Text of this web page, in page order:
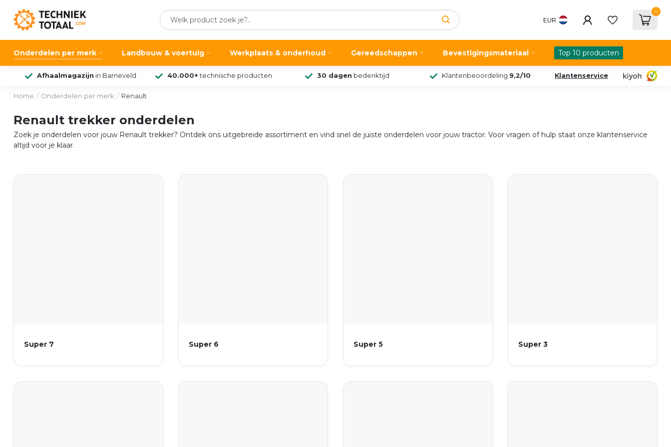
EUR
0
Onderdelen per merk Landbouw & voertuig Werkplaats & onderhoud Gereedschappen Bevestigingsmateriaal Top 10 producten
Afhaalmagazijn in Barneveld 40.000+ technische producten 30 dagen bedenktijd Klantenbeoordeling 9,2/10 Klantenservice
Home / Onderdelen per merk / Renault
Renault trekker onderdelen
Zoek je onderdelen voor jouw Renault trekker? Ontdek ons uitgebreide assortiment en vind snel de juiste onderdelen voor jouw tractor. Voor vragen of hulp staat onze klantenservice
altijd voor je klaar.
Super 7 Super 6 Super 5 Super 3